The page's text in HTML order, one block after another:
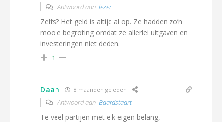
Antwoord aan lezer
Zelfs? Het geld is altijd al op. Ze hadden zo’n
mooie begroting omdat ze allerlei uitgaven en
investeringen niet deden.
1
Daan 8 maanden geleden
Antwoord aan Baardstaart
Te veel partijen met elk eigen belang,